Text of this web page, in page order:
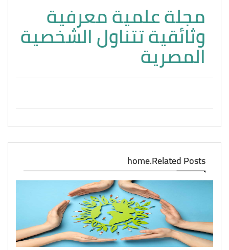
مجلة علمية معرفية
وثائقية تتناول الشخصية
المصرية
home.Related Posts